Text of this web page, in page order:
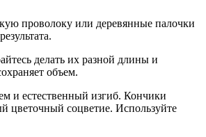
проволоку или деревянные палочки
делать их разной длины и
объем.
и естественный изгиб. Кончики
цветочный соцветие. Используйте